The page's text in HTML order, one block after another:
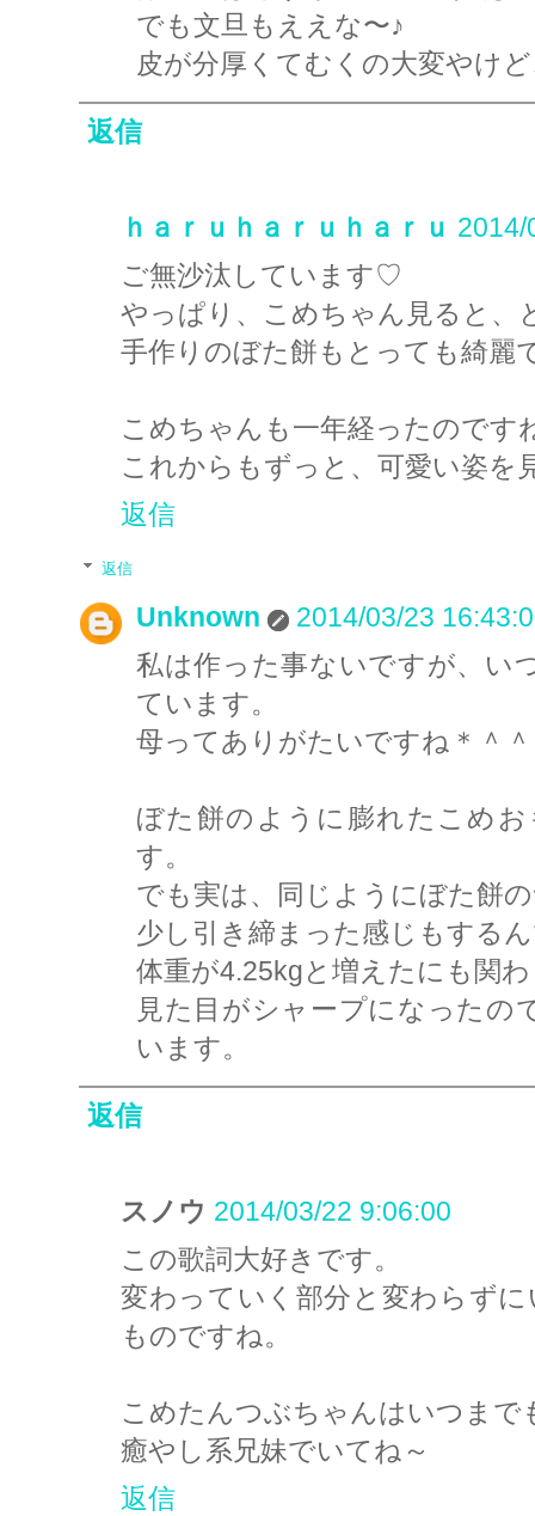
でも文旦もええな〜♪
皮が分厚くてむくの大変やけ
返信
ｈａｒｕｈａｒｕｈａｒｕ 2014/
ご無沙汰しています♡
やっぱり、こめちゃん見ると、
手作りのぼた餅もとっても綺麗
こめちゃんも一年経ったのです
これからもずっと、可愛い姿を
返信
返信
Unknown
2014/03/23
私は作った事ないですが、い
ています。
母ってありがたいですね＊＾
ぼた餅のように膨れたこめ
す。
でも実は、同じようにぼた餅
少し引き締まった感じもする
体重が4.25kgと増えたにも関
見た目がシャープになったの
います。
返信
スノウ 2014/03/22 9:06:00
この歌詞大好きです。
変わっていく部分と変わらず
ものですね。
こめたんつぶちゃんはいつまで
癒やし系兄妹でいてね～
返信